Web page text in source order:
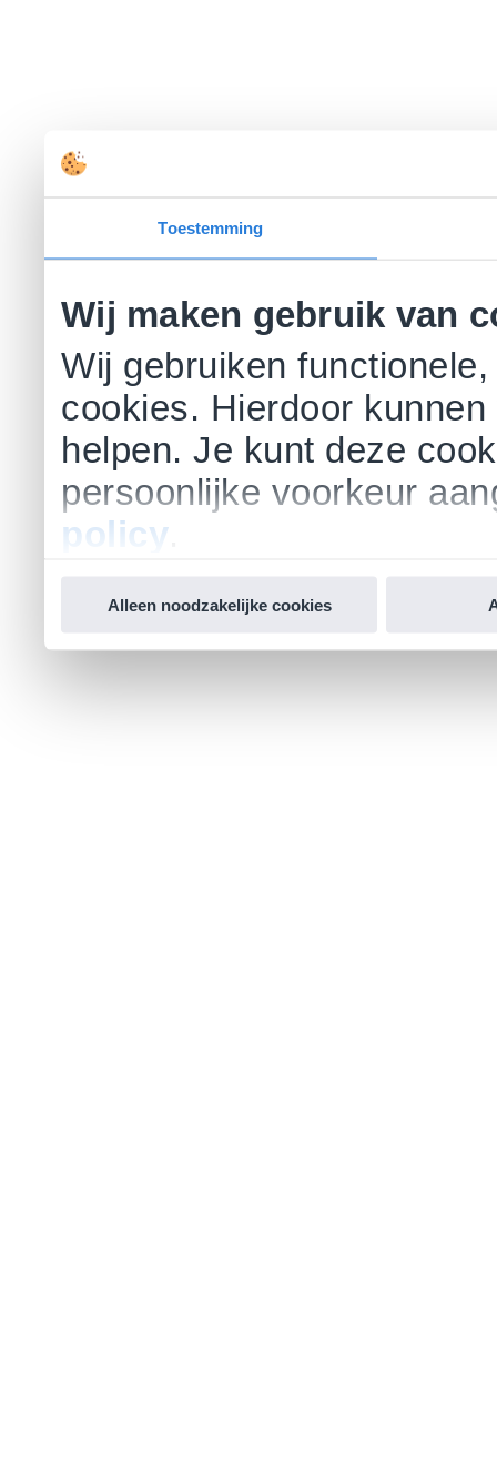
Toestemming
Wij maken gebruik van
Wij gebruiken
cookies. Hierdoor
helpen. Je kunt deze
persoonlijke voorkeur
policy
Alleen noodzakelijke cookies